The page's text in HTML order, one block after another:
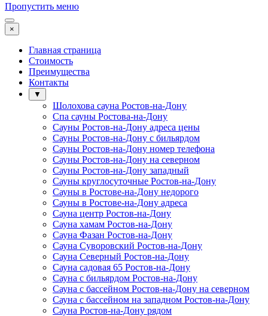
Пропустить меню
×
Главная страница
Стоимость
Преимущества
Контакты
▼
Шолохова сауна Ростов-на-Дону
Спа сауны Ростова-на-Дону
Сауны Ростов-на-Дону адреса цены
Сауны Ростов-на-Дону с бильярдом
Сауны Ростов-на-Дону номер телефона
Сауны Ростов-на-Дону на северном
Сауны Ростов-на-Дону западный
Сауны круглосуточные Ростов-на-Дону
Сауны в Ростове-на-Дону недорого
Сауны в Ростове-на-Дону адреса
Сауна центр Ростов-на-Дону
Сауна хамам Ростов-на-Дону
Сауна Фазан Ростов-на-Дону
Сауна Суворовский Ростов-на-Дону
Сауна Северный Ростов-на-Дону
Сауна садовая 65 Ростов-на-Дону
Сауна с бильярдом Ростов-на-Дону
Сауна с бассейном Ростов-на-Дону на северном
Сауна с бассейном на западном Ростов-на-Дону
Сауна Ростов-на-Дону рядом